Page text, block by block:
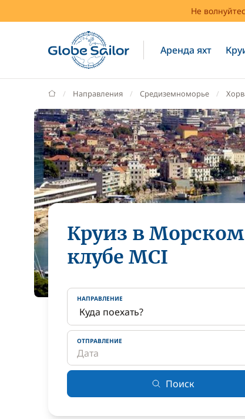
Не
Аренда яхт
GlobeSailor
Направления Средиземноморье
Круиз в Морском
клубе MCI
НАПРАВЛЕНИЕ
ОТПРАВЛЕНИЕ
Поиск